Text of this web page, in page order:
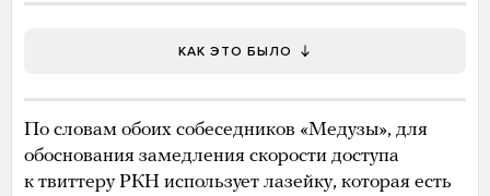
КАК ЭТО БЫЛО
По словам обоих собеседников «Медузы», для
обоснования замедления скорости доступа
к твиттеру РКН использует лазейку, которая есть